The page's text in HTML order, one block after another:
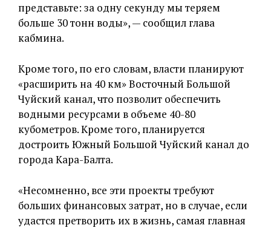
представьте: за одну секунду мы теряем
больше 30 тонн воды», — сообщил глава
кабмина.
Кроме того, по его словам, власти планируют
«расширить на 40 км» Восточный Большой
Чуйский канал, что позволит обеспечить
водными ресурсами в объеме 40-80
кубометров. Кроме того, планируется
достроить Южный Большой Чуйский канал до
города Кара-Балта.
«Несомненно, все эти проекты требуют
больших финансовых затрат, но в случае, если
удастся претворить их в жизнь, самая главная